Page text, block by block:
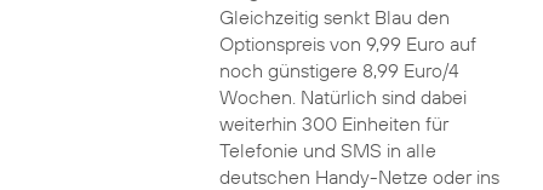
Gleichzeitig senkt Blau den
Optionspreis von 9,99 Euro auf
noch günstigere 8,99 Euro/4
Wochen. Natürlich sind dabei
weiterhin 300 Einheiten für
Telefonie und SMS in alle
deutschen Handy-Netze oder ins